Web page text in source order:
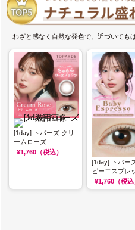
わざと感なく自然な発色で、近づいても
[1day] トパーズ クリ
ームローズ
¥1,760 （税込）
[1day] トパー
ビーエスプレ
¥1,760 （税込